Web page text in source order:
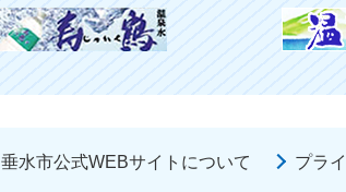
垂水市公式WEBサイトについて プラ